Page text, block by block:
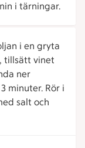
i tärningar.
i en gryta
tillsätt vinet
ner
minuter. Rör i
salt och